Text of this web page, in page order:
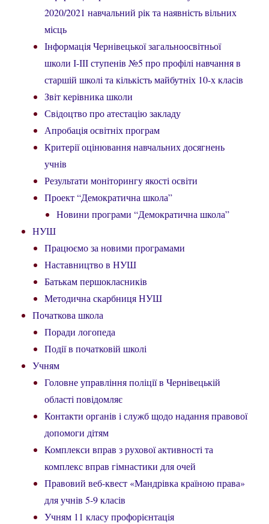
2020/2021 навчальний рік та наявність вільних
місць
Інформація Чернівецької загальноосвітньої
школи І-ІІІ ступенів №5 про профілі навчання в
старшій школі та кількість майбутніх 10-х класів
Звіт керівника школи
Свідоцтво про атестацію закладу
Апробація освітніх програм
Критерії оцінювання навчальних досягнень
учнів
Результати моніторингу якості освіти
Проект “Демократична школа”
Новини програми “Демократична школа”
НУШ
Працюємо за новими програмами
Наставництво в НУШ
Батькам першокласників
Методична скарбниця НУШ
Початкова школа
Поради логопеда
Події в початковій школі
Учням
Головне управління поліції в Чернівецькій
області повідомляє
Контакти органів і служб щодо надання правової
допомоги дітям
Комплекси вправ з рухової активності та
комплекс вправ гімнастики для очей
Правовий веб-квест «Мандрівка країною права»
для учнів 5-9 класів
Учням 11 класу профорієнтація